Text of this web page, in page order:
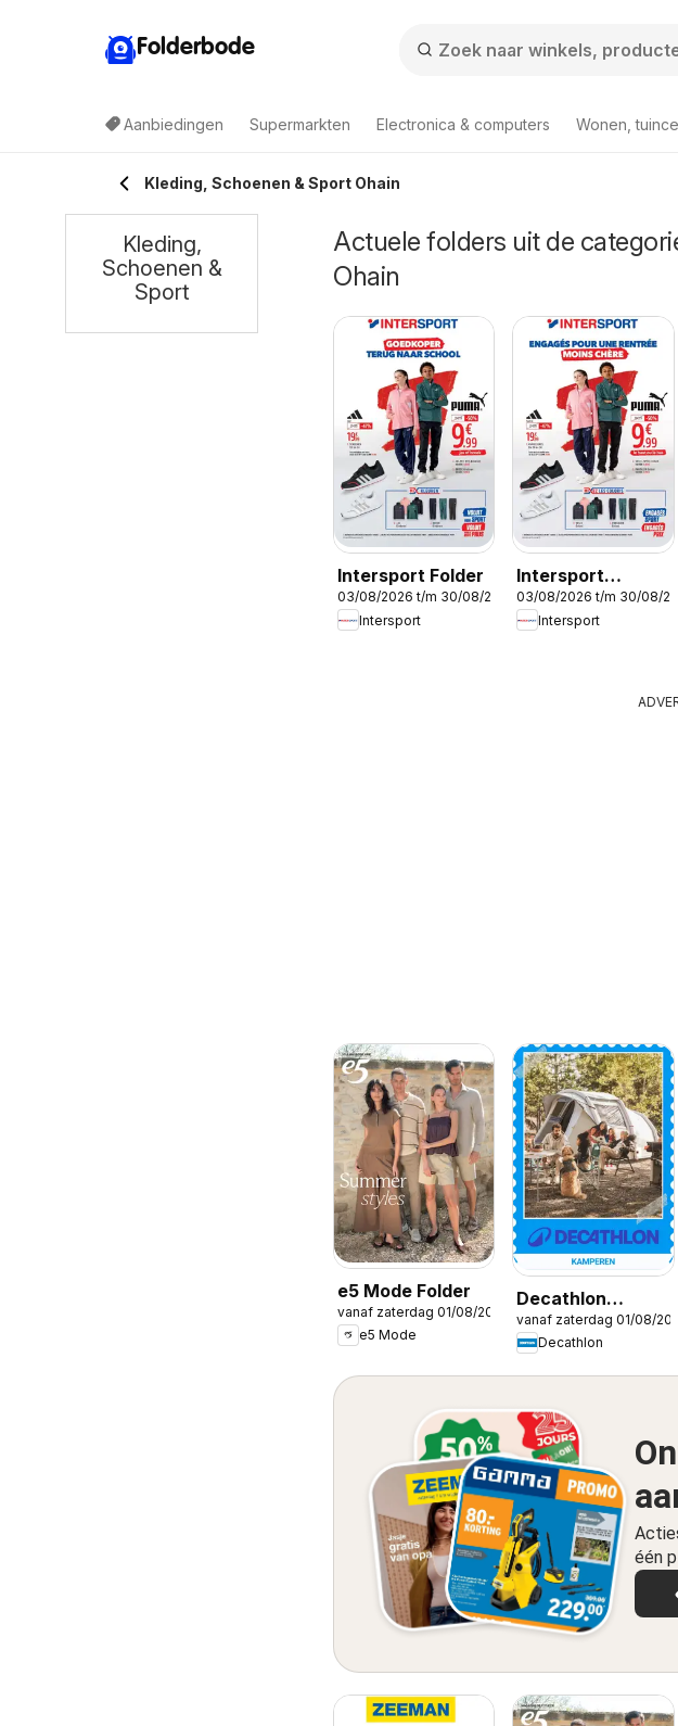
Folderbode
Aanbiedingen Supermarkten Electronica & computers Wonen,
Kleding, Schoenen & Sport Ohain
Actuele folders uit de
Ohain
Intersport Folder
03/08/2026 t/m 30/08/2026
Intersport
Intersport
Publicité
03/08/2026 t/m 30/08/
Intersport
e5 Mode Folder
vanaf zaterdag 01/08/2026
e5 Mode
Decathlon
Seizoensaanbod
/ Offre
saisonnière
vanaf zaterdag 01/08/
Decathlon
één
Kleding,
Schoenen &
Sport